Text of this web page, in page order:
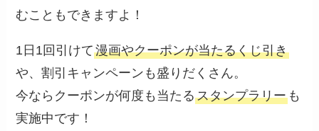
むこともできますよ！
1日1回引けて漫画やクーポンが当たるくじ引き
や、割引キャンペーンも盛りだくさん。
今ならクーポンが何度も当たるスタンプラリー も
実施中です！